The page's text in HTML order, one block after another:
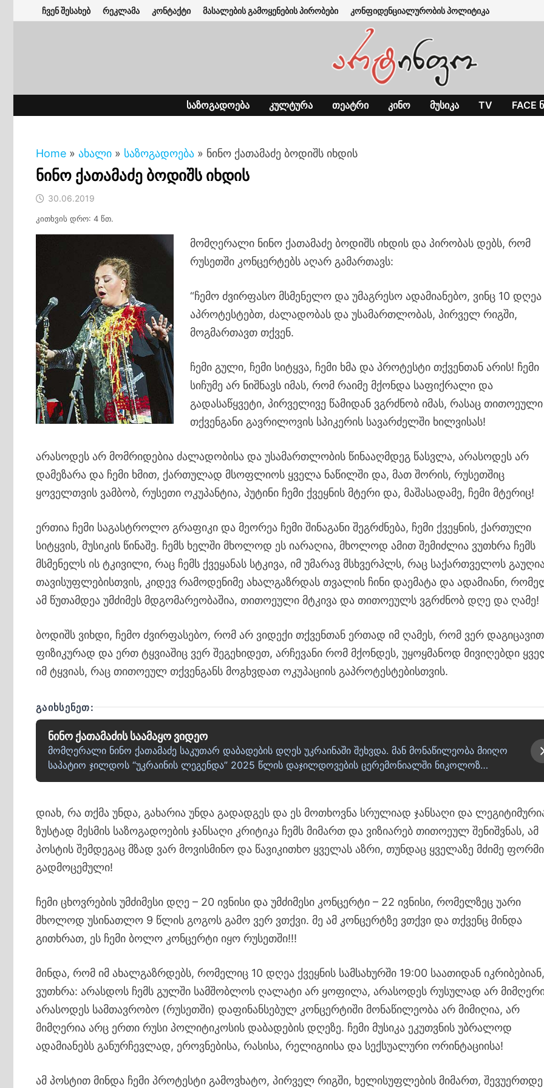
to
ჩვენ შესახებ რეკლამა კონტაქტი მასალების გამოყენების პირობები კონფიდენციალურობის პოლიტიკა
ᲡᲐᲖᲝᲒᲐᲓᲝᲔᲑᲐ ᲙᲣᲚᲢᲣᲠᲐ ᲗᲔᲐᲢᲠᲘ ᲙᲘᲜᲝ ᲛᲣᲡᲘᲙᲐ TV FACE
Home » ახალი » საზოგადოება » ნინო ქათამაძე ბოდიშს იხდის
ნინო ქათამაძე ბოდიშს იხდის
30.06.2019
კითხვის დრო: 4 წთ.
მომღერალი ნინო ქათამაძე ბოდიშს იხდის და პირობას დებს, რომ
რუსეთში კონცერტებს აღარ გამართავს:
“ჩემო ძვირფასო მსმენელო და უმაგრესო ადამიანებო, ვინც 10 დღეა
აპროტესტებთ, ძალადობას და უსამართლობას, პირველ რიგში,
მოგმართავთ თქვენ.
ჩემი გული, ჩემი სიტყვა, ჩემი ხმა და პროტესტი თქვენთან არის! ჩემი
სიჩუმე არ ნიშნავს იმას, რომ რაიმე მქონდა საფიქრალი და
გადასაწყვეტი, პირველივე წამიდან ვგრძნობ იმას, რასაც თითოეული
თქვენგანი გავრილოვის სპიკერის სავარძელში ხილვისას!
არასოდეს არ მომრიდებია ძალადობისა და უსამართლობის წინააღმდეგ წასვლა, არასოდეს არ
დამეზარა და ჩემი ხმით, ქართულად მსოფლიოს ყველა ნაწილში და, მათ შორის, რუსეთშიც
ყოველთვის ვამბობ, რუსეთი ოკუპანტია, პუტინი ჩემი ქვეყნის მტერი და, მაშასადამე, ჩემი მტერიც!
ერთია ჩემი საგასტროლო გრაფიკი და მეორეა ჩემი შინაგანი შეგრძნება, ჩემი ქვეყნის, ქართული
სიტყვის, მუსიკის წინაშე. ჩემს ხელში მხოლოდ ეს იარაღია, მხოლოდ ამით შემიძლია ვუთხრა ჩემს
მსმენელს ის ტკივილი, რაც ჩემს ქვეყანას სტკივა, იმ უმარავ მსხვერპლს, რაც საქართველოს
თავისუფლებისთვის, კიდევ რამოდენიმე ახალგაზრდას თვალის ჩინი დაემატა და ადამიანი,
ამ წუთამდეა უმძიმეს მდგომარეობაშია, თითოეული მტკივა და თითოეულს ვგრძნობ დღე და ღამე!
ბოდიშს ვიხდი, ჩემო ძვირფასებო, რომ არ ვიდექი თქვენთან ერთად იმ ღამეს, რომ ვერ დაგიცავით
ფიზიკურად და ერთ ტყვიაშიც ვერ შეგეხიდეთ, არჩევანი რომ მქონდეს, უყოყმანოდ მივიღებდი
იმ ტყვიას, რაც თითოეულ თქვენგანს მოგხვდათ ოკუპაციის გაპროტესტებისთვის.
ᲒᲐᲘᲮᲡᲔᲜᲔᲗ:
ნინო ქათამაძის საამაყო ვიდეო
მომღერალი ნინო ქათამაძე საკუთარ დაბადების დღეს უკრაინაში შეხვდა. მან მონაწილეობა მიიღო
საპატიო ჯილდოს “უკრაინის ლეგენდა” 2025 წლის დაჯილდოვების ცერემონიალში ნიკოლოზ…
დიახ, რა თქმა უნდა, გახარია უნდა გადადგეს და ეს მოთხოვნა სრულიად ჯანსაღი და
ზუსტად მესმის საზოგადოების ჯანსაღი კრიტიკა ჩემს მიმართ და ვიზიარებ თითოეულ შენიშვნას, ამ
პოსტის შემდეგაც მზად ვარ მოვისმინო და წავიკითხო ყველას აზრი, თუნდაც ყველაზე მძიმე
გადმოცემული!
ჩემი ცხოვრების უმძიმესი დღე – 20 ივნისი და უმძიმესი კონცერტი – 22 ივნისი, რომელზეც უარი
მხოლოდ უსინათლო 9 წლის გოგოს გამო ვერ ვთქვი. მე ამ კონცერტზე ვთქვი და თქვენც მინდა
გითხრათ, ეს ჩემი ბოლო კონცერტი იყო რუსეთში!!!
მინდა, რომ იმ ახალგაზრდებს, რომელიც 10 დღეა ქვეყნის სამსახურში 19:00 საათიდან იკრიბებიან,
ვუთხრა: არასდოს ჩემს გულში სამშობლოს ღალატი არ ყოფილა, არასოდეს რუსულად არ
არასოდეს სამთავრობო (რუსეთში) დაფინანსებულ კონცერტიში მონაწილეობა არ მიმიღია, არ
მიმღერია არც ერთი რუსი პოლიტიკოსის დაბადების დღეზე. ჩემი მუსიკა ეკუთვნის უბრალოდ
ადამიანებს განურჩევლად, ეროვნებისა, რასისა, რელიგიისა და სექსუალური ორინტაციისა!
ამ პოსტით მინდა ჩემი პროტესტი გამოვხატო, პირველ რიგში, ხელისუფლების მიმართ, შევუერთდე